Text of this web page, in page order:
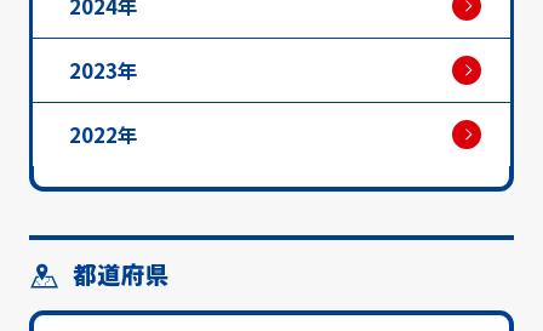
2024年
2023年
2022年
都道府県